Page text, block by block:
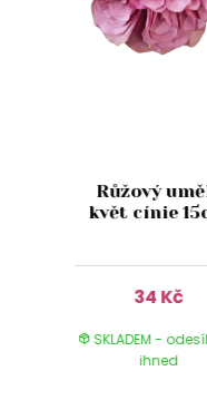
Růžový
květ cínie
34 Kč
SKLADEM -
ihned